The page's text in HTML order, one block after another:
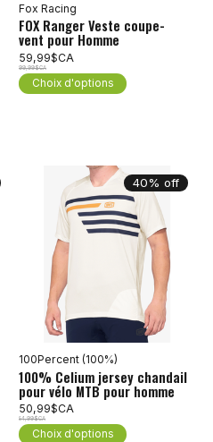
Fox Racing
FOX Ranger Veste coupe-
vent pour Homme
59,99$CA
99,99$CA
Choix d'options
40% off
100Percent (100%)
100% Celium jersey chandail
pour vélo MTB pour homme
50,99$CA
84,99$CA
Choix d'options